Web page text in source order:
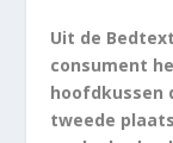
Uit de
consument
hoofdkussen
tweede